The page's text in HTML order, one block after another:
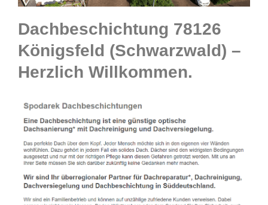
Dachbeschichtung 78126
Königsfeld (Schwarzwald) –
Herzlich Willkommen.